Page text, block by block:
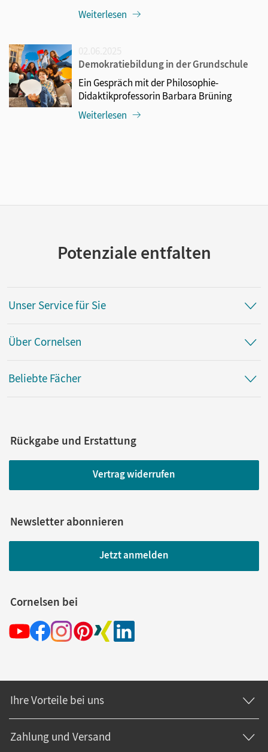
Weiterlesen
Demokratiebildung in der Grundschule
Ein Gespräch mit der Philosophie-
Didaktikprofessorin Barbara Brüning
Weiterlesen
Potenziale entfalten
Unser Service für Sie
Über Cornelsen
Beliebte Fächer
Rückgabe und Erstattung
Vertrag widerrufen
Newsletter abonnieren
Jetzt anmelden
Cornelsen bei
Ihre Vorteile bei uns
Zahlung und Versand